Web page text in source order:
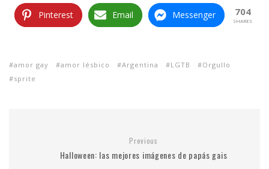
Pinterest Email Messenger 704
SHARES
amor gay amor lésbico Argentina LGTB
Orgullo
sprite
Previous
Halloween: las mejores imágenes de papás gais